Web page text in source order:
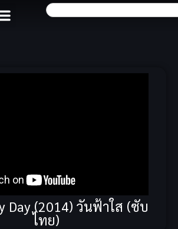
Day (2014) วันฟ้าใส (ซับ
ไทย)